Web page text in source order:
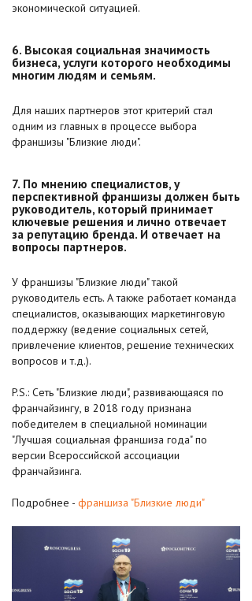
экономической ситуацией.
6. Высокая социальная значимость
бизнеса, услуги которого необходимы
многим людям и семьям.
Для наших партнеров этот критерий стал
одним из главных в процессе выбора
франшизы "Близкие люди".
7. По мнению специалистов, у
перспективной франшизы должен быть
руководитель, который принимает
ключевые решения и лично отвечает
за репутацию бренда. И отвечает на
вопросы партнеров.
У франшизы "Близкие люди" такой
руководитель есть. А также работает команда
специалистов, оказывающих маркетинговую
поддержку (ведение социальных сетей,
привлечение клиентов, решение технических
вопросов и т.д.).
P.S.: Сеть "Близкие люди", развивающаяся по
франчайзингу, в 2018 году признана
победителем в специальной номинации
"Лучшая социальная франшиза года" по
версии Всероссийской ассоциации
франчайзинга.
Подробнее - франшиза "Близкие люди"